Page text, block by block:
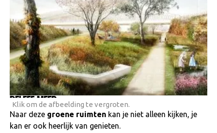
BELEEF MEER
Naar deze groene ruimten kan je niet alleen kijken, je
kan er ook heerlijk van genieten.
Klik om de afbeelding te vergroten.